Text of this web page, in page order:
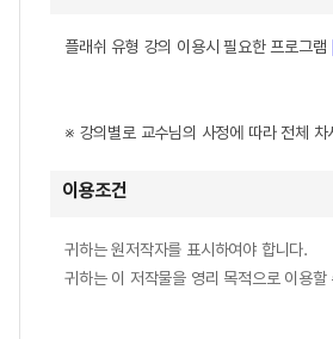
플래쉬 유형 강의 이용시 필요한 프로그램
※ 강의별로 교수님의 사정에 따라 전체
이용조건
귀하는 원저작자를 표시하여야 합니다.
귀하는 이 저작물을 영리 목적으로 이용할